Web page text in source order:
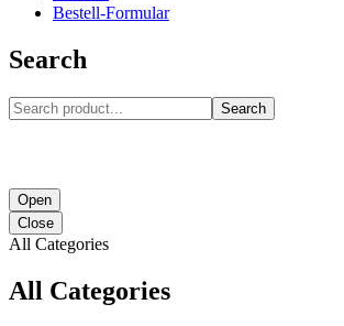
Bestell-Formular
Search
Search
Open
Close
All Categories
All Categories